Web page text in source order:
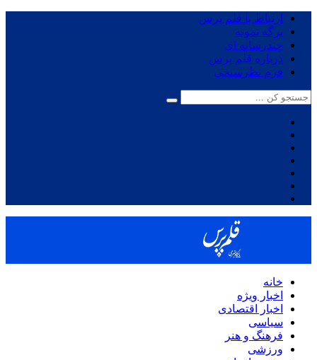
ارتباط با قلم پرس
برگه نمونه
چندرسانه ای
درباره قلم پرس
فرم نظرسنجی
خانه
اخبار ویژه
اخبار اقتصادی
سیاسی
فرهنگ و هنر
ورزشی